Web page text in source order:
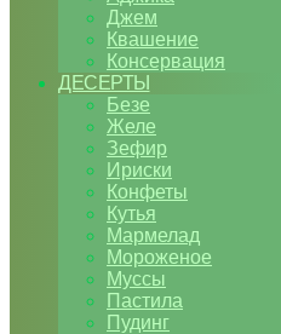
Джем
Квашение
Консервация
ДЕСЕРТЫ
Безе
Желе
Зефир
Ириски
Конфеты
Кутья
Мармелад
Мороженое
Муссы
Пастила
Пудинг